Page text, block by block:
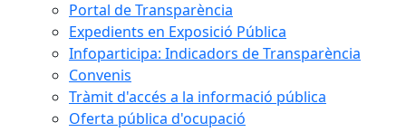
Portal de Transparència
Expedients en Exposició Pública
Infoparticipa: Indicadors de Transparència
Convenis
Tràmit d'accés a la informació pública
Oferta pública d'ocupació